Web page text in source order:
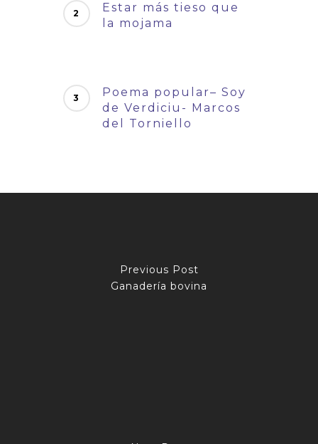
Estar más tieso que
la mojama
Poema popular– Soy
de Verdiciu- Marcos
del Torniello
Previous Post
Ganadería bovina